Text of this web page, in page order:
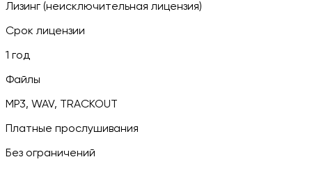
Лизинг (неисключительная лицензия)
Срок лицензии
1 год
Файлы
MP3, WAV, TRACKOUT
Платные прослушивания
Без ограничений